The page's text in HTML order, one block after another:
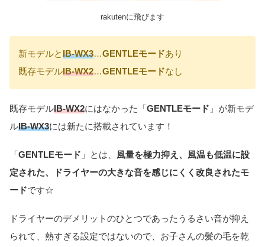
rakutenに飛びます
新モデルとIB-WX3…GENTLEモードあり
既存モデルIB-WX2…GENTLEモードなし
既存モデルIB-WX2にはなかった「GENTLEモード 」が新モデ
ルIB-WX3には新たに搭載されています！
「GENTLEモード 」とは、 風量を極力抑え、風温も低温に設
定された、ドライヤーの大きな音を感じにくく改良されたモ
ードです☆
ドライヤーのデメリットのひとつであったうるさい音が抑え
られて、熱すぎる設定ではないので、お子さんの髪の毛を乾